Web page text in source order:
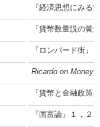
『経済思想にみる
『貨幣数量説の黄
『ロンバード街』
Ricardo on Money
『貨幣と金融政策』
『国富論』１，２